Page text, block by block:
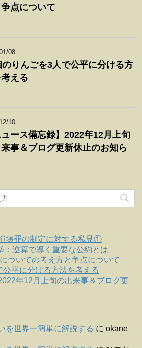
点について
08
のりんごを3人で公平に分ける方
える
10
ュース備忘録】2022年12月上旬
事＆ブログ更新休止のお知ら
壊罪の制定に対する私見①
：逆算で導く重要な公約とは
ついての考え方と争点について
公平に分ける方法を考える
年12月上旬の出来事＆ブログ更
を世界一簡単に解説する に okane